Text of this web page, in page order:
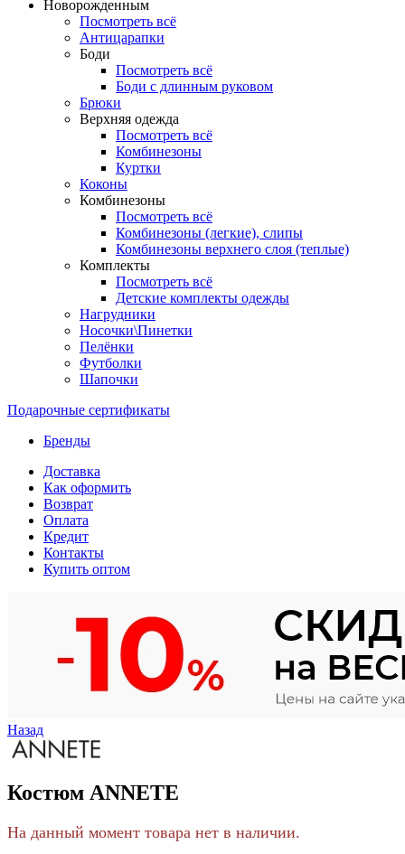
Новорожденным
Посмотреть всё
Антицарапки
Боди
Посмотреть всё
Боди с длинным руковом
Брюки
Верхняя одежда
Посмотреть всё
Комбинезоны
Куртки
Коконы
Комбинезоны
Посмотреть всё
Комбинезоны (легкие), слипы
Комбинезоны верхнего слоя (теплые)
Комплекты
Посмотреть всё
Детские комплекты одежды
Нагрудники
Носочки\Пинетки
Пелёнки
Футболки
Шапочки
Подарочные сертификаты
Бренды
Доставка
Как оформить
Возврат
Оплата
Кредит
Контакты
Купить оптом
Назад
Костюм ANNETE
На данный момент товара нет в наличии.